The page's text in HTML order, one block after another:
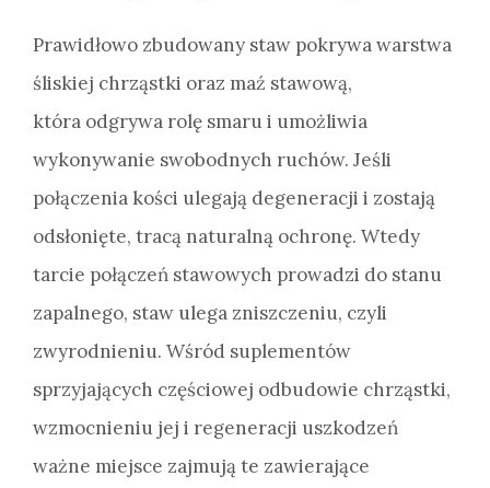
Prawidłowo zbudowany staw pokrywa warstwa
śliskiej chrząstki oraz maź stawową,
która odgrywa rolę smaru i umożliwia
wykonywanie swobodnych ruchów. Jeśli
połączenia kości ulegają degeneracji i zostają
odsłonięte, tracą naturalną ochronę. Wtedy
tarcie połączeń stawowych prowadzi do stanu
zapalnego, staw ulega zniszczeniu, czyli
zwyrodnieniu. Wśród suplementów
sprzyjających częściowej odbudowie chrząstki,
wzmocnieniu jej i regeneracji uszkodzeń
ważne miejsce zajmują te zawierające